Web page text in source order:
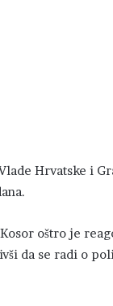
Hrvatske i
oštro je
da se radi o